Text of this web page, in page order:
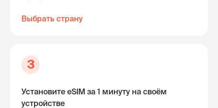
Выбрать страну
3
Установите eSIM за 1 минуту на своём
устройстве